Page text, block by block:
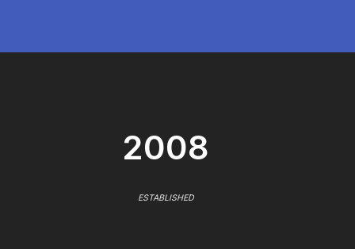
2008
ESTABLISHED